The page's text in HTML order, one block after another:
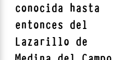
conocida hasta
entonces del
Lazarillo de